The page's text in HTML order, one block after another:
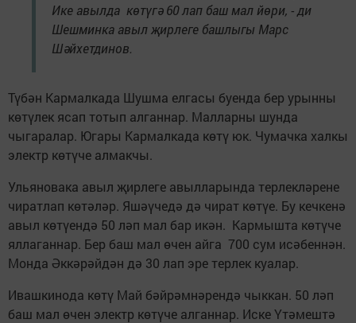
Ике авылда көтүгә 60 лап баш мал йөри, - ди
Шешминка авыл җирлеге башлыгы Марс
Шәйхетдинов.
Түбән Кармалкада Шушма елгасы буенда бер урынны
көтүлек ясап тотып алганнар. Малларны шунда
чыгаралар. Югары Кармалкада көтү юк. Чумачка халкы
электр көтүче алмакчы.
Ульяновака авыл җирлеге авылларында терлекләрене
чиратлап көтәләр. Яшәүчедә дә чират көтүе. Бу кечкенә
авыл көтүендә 50 ләп мал бар икән. Кармышта көтүче
яллаганнар. Бер баш мал өчен айга 700 сум исәбеннән.
Монда Әккәрәйдән дә 30 лап эре терлек куалар.
Ивашкинода көтү Май бәйрәмнәрендә чыккан. 50 ләп
баш мал өчен электр көтүче алганнар. Иске Үтәмештә